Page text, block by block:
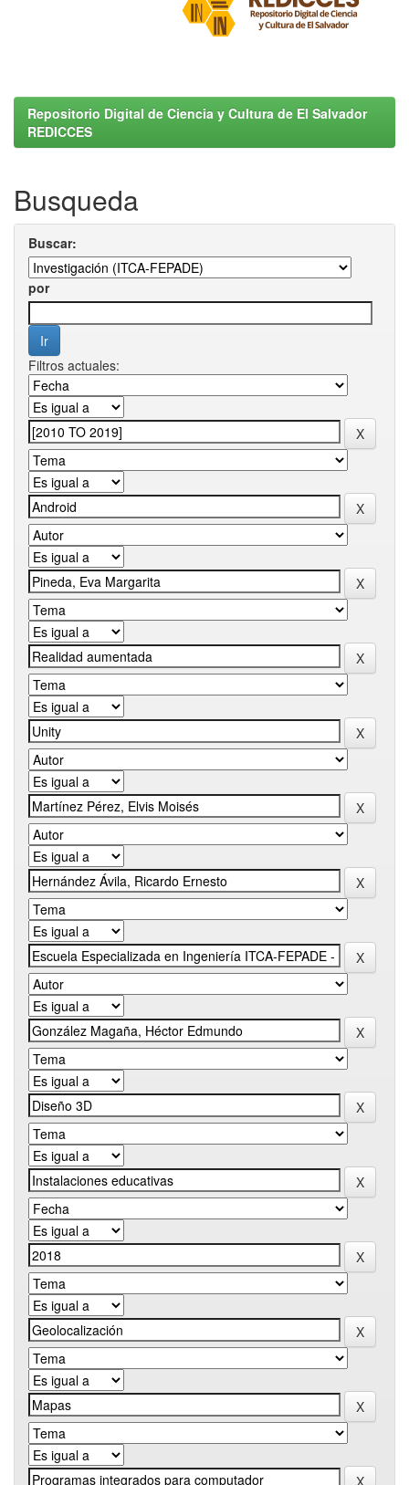
Repositorio Digital de Ciencia y Cultura de El Salvador
REDICCES
Busqueda
Buscar:
por
Filtros actuales: